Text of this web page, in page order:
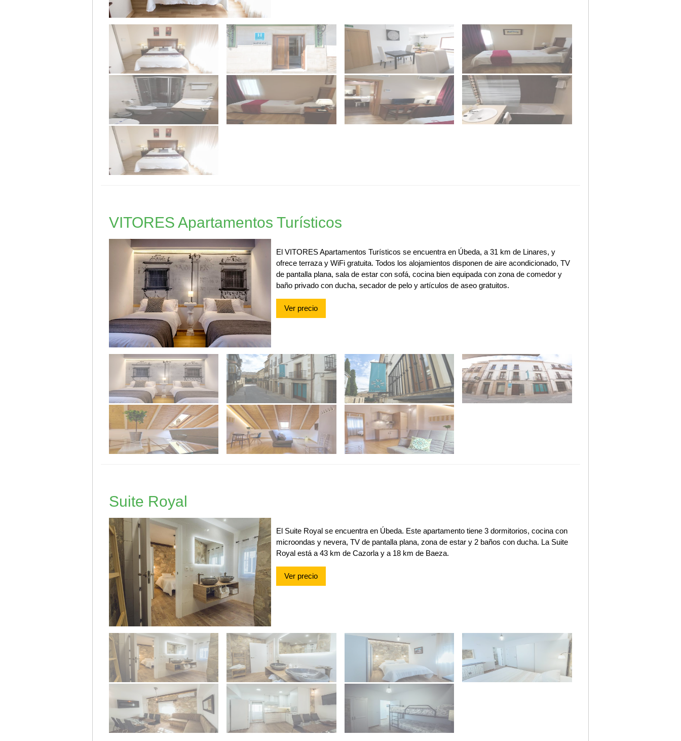
VITORES Apartamentos Turísticos
El VITORES Apartamentos Turísticos se encuentra en Úbeda, a 31 km de Linares, y
ofrece terraza y WiFi gratuita. Todos los alojamientos disponen de aire acondicionado, TV
de pantalla plana, sala de estar con sofá, cocina bien equipada con zona de comedor y
baño privado con ducha, secador de pelo y artículos de aseo gratuitos.
Ver precio
Suite Royal
El Suite Royal se encuentra en Úbeda. Este apartamento tiene 3 dormitorios, cocina con
microondas y nevera, TV de pantalla plana, zona de estar y 2 baños con ducha. La Suite
Royal está a 43 km de Cazorla y a 18 km de Baeza.
Ver precio